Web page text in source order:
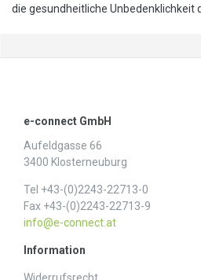
die gesundheitliche Unbedenklichkeit
e-connect GmbH
Aufeldgasse 66
3400 Klosterneuburg
Tel +43-(0)2243-22713-0
Fax +43-(0)2243-22713-9
info@e-connect.at
Information